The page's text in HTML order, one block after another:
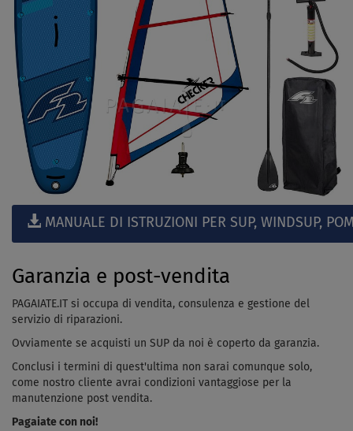
MANUALE DI ISTRUZIONI PER SUP, WINDSUP,
Garanzia e post-vendita
PAGAIATE.IT si occupa di vendita, consulenza e gestione del
servizio di riparazioni.
Ovviamente se acquisti un SUP da noi è coperto da garanzia.
Conclusi i termini di quest'ultima non sarai comunque solo,
come nostro cliente avrai condizioni vantaggiose per la
manutenzione post vendita.
Pagaiate con noi!